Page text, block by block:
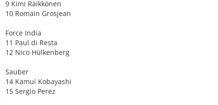
9 Kimi Räikkönen
10 Romain Grosjean
Force India
11 Paul di Resta
12 Nico Hülkenberg
Sauber
14 Kamui Kobayashi
15 Sergio Perez